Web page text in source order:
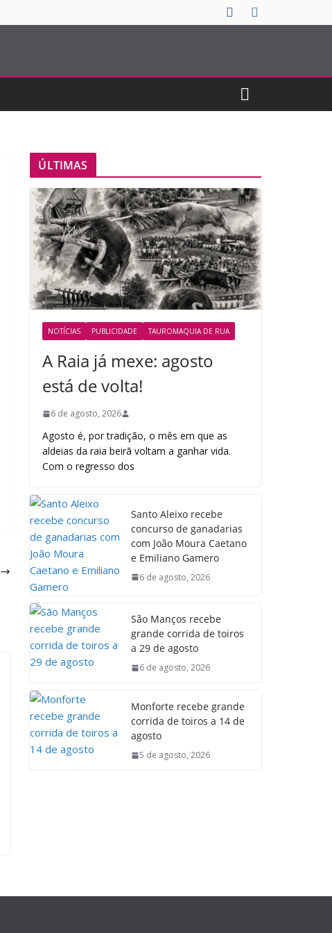
ÚLTIMAS
NOTÍCIAS PUBLICIDADE TAUROMAQUIA DE RUA
A Raia já mexe: agosto
está de volta!
6 de agosto, 2026
Agosto é, por tradição, o mês em que as
aldeias da raia beirã voltam a ganhar vida.
Com o regresso dos
Santo Aleixo recebe
concurso de ganadarias
com João Moura Caetano
e Emiliano Gamero
6 de agosto, 2026
São Manços recebe
grande corrida de toiros
a 29 de agosto
6 de agosto, 2026
Monforte recebe grande
corrida de toiros a 14 de
agosto
5 de agosto, 2026